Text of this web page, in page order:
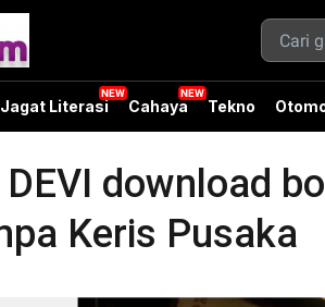
Jagat Literasi Cahaya Tekno
DEVI download
Keris Pusaka